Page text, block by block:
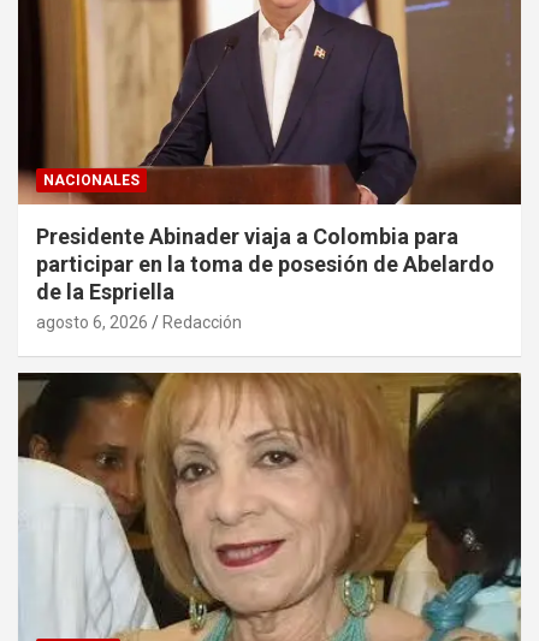
NACIONALES
Presidente Abinader viaja a Colombia para
participar en la toma de posesión de Abelardo
de la Espriella
agosto 6, 2026 Redacción